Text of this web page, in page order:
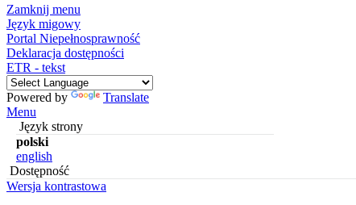
Zamknij menu
Język migowy
Portal Niepełnosprawność
Deklaracja dostępności
ETR - tekst
Powered by
Translate
Menu
Język strony
polski
english
Dostępność
Wersja kontrastowa